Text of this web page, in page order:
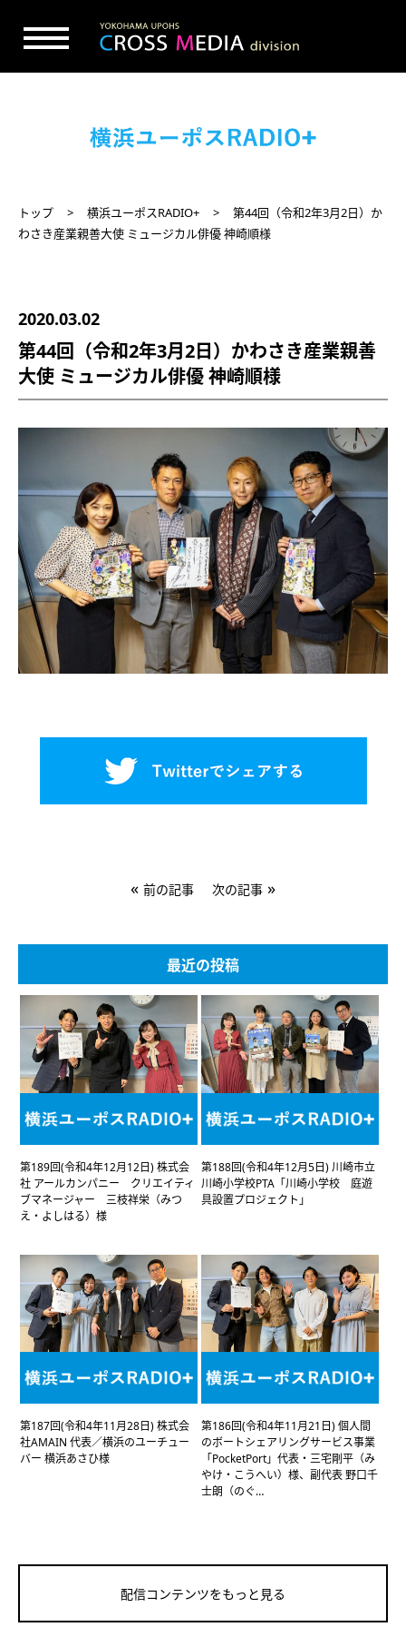
トップ 横浜ユーポスRADIO+
第44回（令和2年3月2日）か
わさき産業親善大使 ミュージカル俳優 神崎順様
2020.03.02
第44回（令和2年3月2日）かわさき産業親善
大使 ミュージカル俳優 神崎順様
« 前の記事 次の記事 »
最近の投稿
第189回(令和4年12月12日) 株式会
社 アールカンパニー クリエイティ
ブマネージャー 三枝祥栄（みつ
え・よしはる）様
第188回(令和4年12月5日) 川崎市立
川崎小学校PTA「川崎小学校 庭遊
具設置プロジェクト」
第187回(令和4年11月28日) 株式会
社AMAIN 代表／横浜のユーチュー
バー 横浜あさひ様
第186回(令和4年11月21日) 個人間
のボートシェアリングサービス事業
「PocketPort」代表・三宅剛平（み
やけ・こうへい）様、副代表 野口千
士朗（のぐ…
配信コンテンツをもっと見る